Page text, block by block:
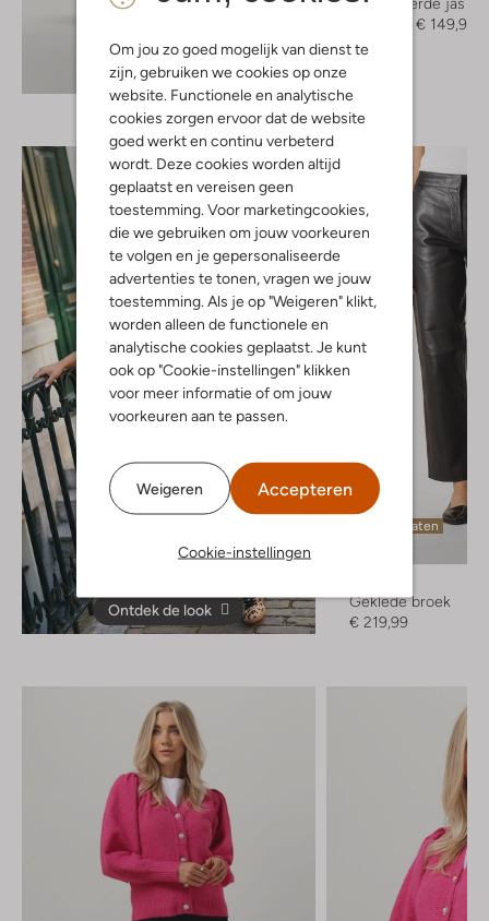
Om jou zo goed mogelijk van dienst te
zijn, gebruiken we cookies op onze
website. Functionele en analytische
cookies zorgen ervoor dat de website
goed werkt en continu verbeterd
wordt. Deze cookies worden altijd
geplaatst en vereisen geen
toestemming. Voor marketingcookies,
die we gebruiken om jouw voorkeuren
te volgen en je gepersonaliseerde
advertenties te tonen, vragen we jouw
toestemming. Als je op "Weigeren" klikt,
worden alleen de functionele en
analytische cookies geplaatst. Je kunt
ook op "Cookie-instellingen" klikken
voor meer informatie of om jouw
voorkeuren aan te passen.
Weigeren Accepteren
Cookie-instellingen
Ontdek de look
€ 149,99
Ontdek de look
Laatste maten
Geklede broek
€ 219,99